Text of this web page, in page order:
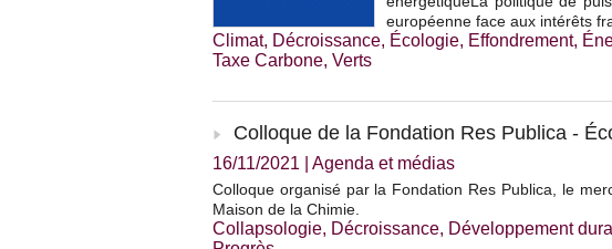
européenne face aux intérêts
Climat, Décroissance, Écologie, Effondrement,
Taxe Carbone, Verts
Colloque de la Fondation Res Publica -
16/11/2021 Agenda et médias
Colloque organisé par la Fondation Res Publica, le
Maison de la Chimie.
Collapsologie, Décroissance, Développement